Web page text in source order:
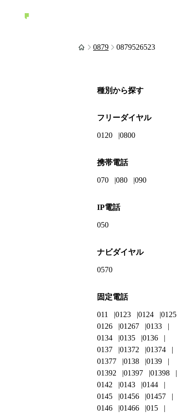
0879 0879526523
種別から探す
フリーダイヤル
0120 0800
携帯電話
070 080 090
IP電話
050
ナビダイヤル
0570
固定電話
011 0123 0124
0125
0126
01267
0133
0134
0135
0136
0137
01372
01374
01377
0138
0139
01392
01397
01398
0142
0143
0144
0145
01456
01457
0146
01466
015